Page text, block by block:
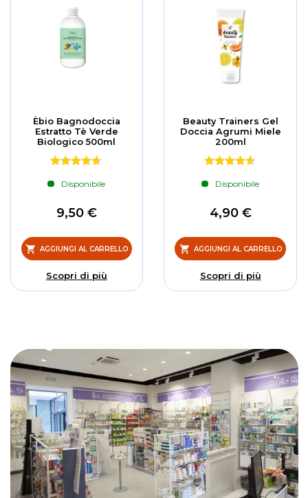
Èbio Bagnodoccia
Estratto Tè Verde
Biologico 500ml
Disponibile
9,50 €
AGGIUNGI AL CARRELLO
Scopri di più
Beauty Trainers Gel
Doccia Agrumi Miele
200ml
Disponibile
4,90 €
AGGIUNGI AL CARRELLO
Scopri di più